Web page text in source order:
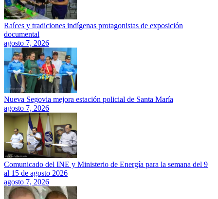
Raíces y tradiciones indígenas protagonistas de exposición
documental
agosto 7, 2026
Nueva Segovia mejora estación policial de Santa María
agosto 7, 2026
Comunicado del INE y Ministerio de Energía para la semana del 9
al 15 de agosto 2026
agosto 7, 2026